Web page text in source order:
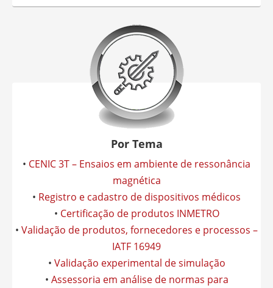
Por Tema
• CENIC 3T – Ensaios em ambiente de ressonância
magnética
• Registro e cadastro de dispositivos médicos
• Certificação de produtos INMETRO
• Validação de produtos, fornecedores e processos –
IATF 16949
• Validação experimental de simulação
• Assessoria em análise de normas para